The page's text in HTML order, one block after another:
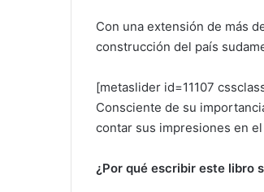
Con una extensión de más
construcción del país
[metaslider id=11107
Consciente de su
contar sus impresiones en
¿Por qué escribir este libro